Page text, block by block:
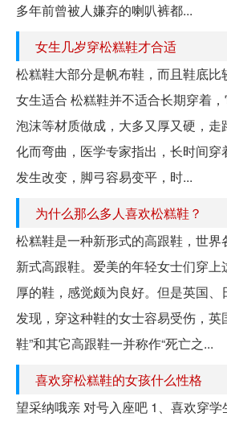
多年前曾被人嫌弃的喇叭裤都...
女生几岁穿松糕鞋才合适
松糕鞋大部分是帆布鞋，而且鞋底比
女生适合 松糕鞋并不适合长期穿着，
泡沫等材质做成，大多又厚又硬，
化而弯曲，医学专家指出，长时间穿
发生改变，脚弓容易变平，时...
为什么那么多人喜欢松糕鞋？
松糕鞋是一种新形式的高跟鞋，世界
新式高跟鞋。爱美的年轻女士们穿
厚的鞋，感觉颇为良好。但是英国、
发现，穿这种鞋的女士容易受伤，英
鞋”和其它高跟鞋一并称作“死亡之...
喜欢穿松糕鞋的女孩什么性格
望采纳哦亲 对号入座吧 1、喜欢穿